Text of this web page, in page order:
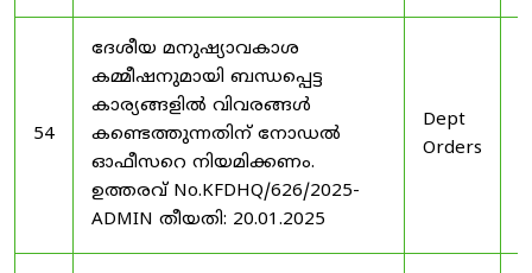
54
ദേശീയ മനുഷ്യാവകാശ
കമ്മീഷനുമായി ബന്ധപ്പെട്ട
കാര്യങ്ങളിൽ വിവരങ്ങൾ
കണ്ടെത്തുന്നതിന് നോഡൽ
ഓഫീസറെ നിയമിക്കണം.
ഉത്തരവ് No.KFDHQ/626/2025-
ADMIN തീയതി: 20.01.2025
Dept
Orders